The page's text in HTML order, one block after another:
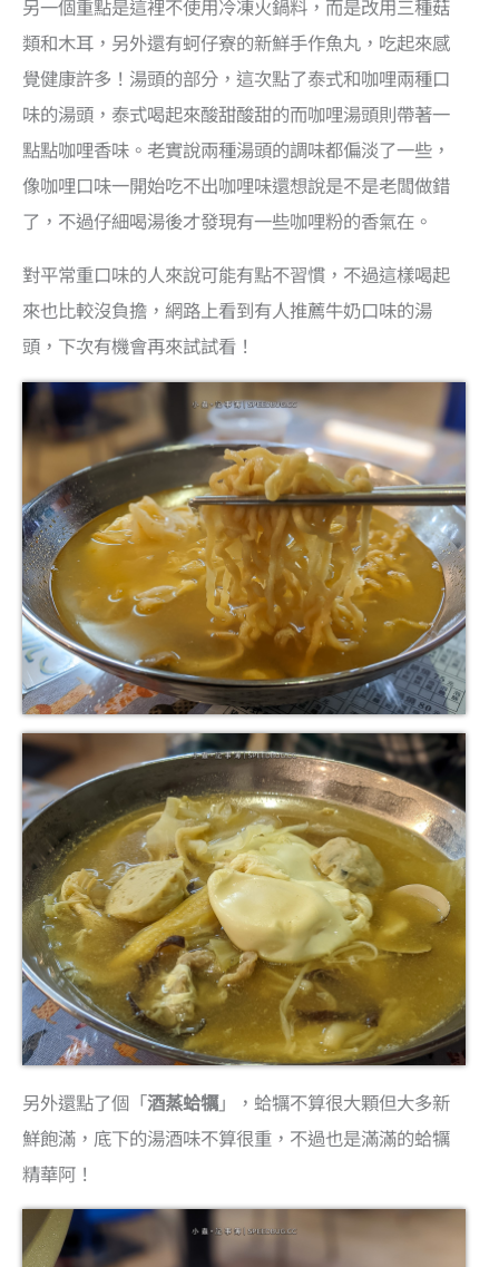
另一個重點是這裡不使用冷凍火鍋料，而是改用三種菇
類和木耳，另外還有蚵仔寮的新鮮手作魚丸，吃起來感
覺健康許多！湯頭的部分，這次點了泰式和咖哩兩種口
味的湯頭，泰式喝起來酸甜酸甜的而咖哩湯頭則帶著一
點點咖哩香味。老實說兩種湯頭的調味都偏淡了一些，
像咖哩口味一開始吃不出咖哩味還想說是不是老闆做錯
了，不過仔細喝湯後才發現有一些咖哩粉的香氣在。
對平常重口味的人來說可能有點不習慣，不過這樣喝起
來也比較沒負擔，網路上看到有人推薦牛奶口味的湯
頭，下次有機會再來試試看！
另外還點了個「酒蒸蛤犡」，蛤犡不算很大顆但大多新
鮮飽滿，底下的湯酒味不算很重，不過也是滿滿的蛤犡
精華阿！